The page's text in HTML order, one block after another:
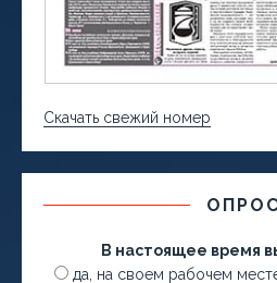
Скачать свежий номер
ОПРОС
В настоящее время
да, на своем рабочем